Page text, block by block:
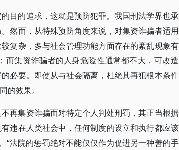
目的追求，这就是预防犯罪。我国刑法学界也承
然而，从特殊预防角度来说，对集资诈骗者适用
复杂，多与社会管理功能方面存在的紊乱现象有
而集资诈骗者的人身危险性通常都不大，可改造
必要。即使从与社会隔离，杜绝其再犯根本条件
的效果。
再集资诈骗而对特定个人判处刑罚，其正当根据
违在人类社会中，任何制度的设立和执行都应该
“法院的惩罚绝对不能仅仅作为促进另一种善的手